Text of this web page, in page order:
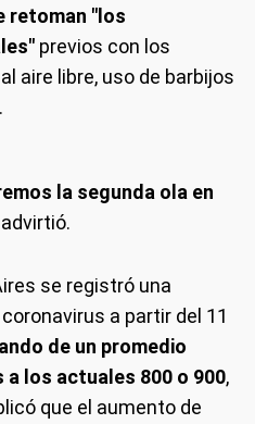
retoman "los
previos con los
aire libre, uso de barbijos
la segunda ola en
advirtió.
se registró una
a partir del 11
de un promedio
los actuales 800 o 900,
que el aumento de